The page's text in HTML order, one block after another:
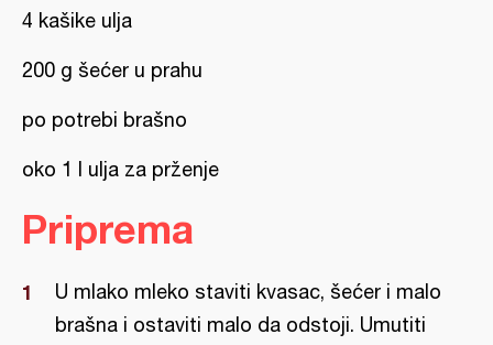
4 kašike ulja
200 g šećer u prahu
po potrebi brašno
oko 1 l ulja za prženje
Priprema
U mlako mleko staviti kvasac, šećer i malo
brašna i ostaviti malo da odstoji. Umutiti